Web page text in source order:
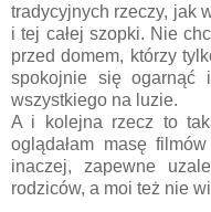
tradycyjnych rzeczy, jak
i tej całej szopki. Nie
przed domem, którzy
spokojnie się ogarnąć
wszystkiego na luzie.
A i kolejna rzecz to
oglądałam masę
inaczej, zapewne
rodziców, a moi też nie